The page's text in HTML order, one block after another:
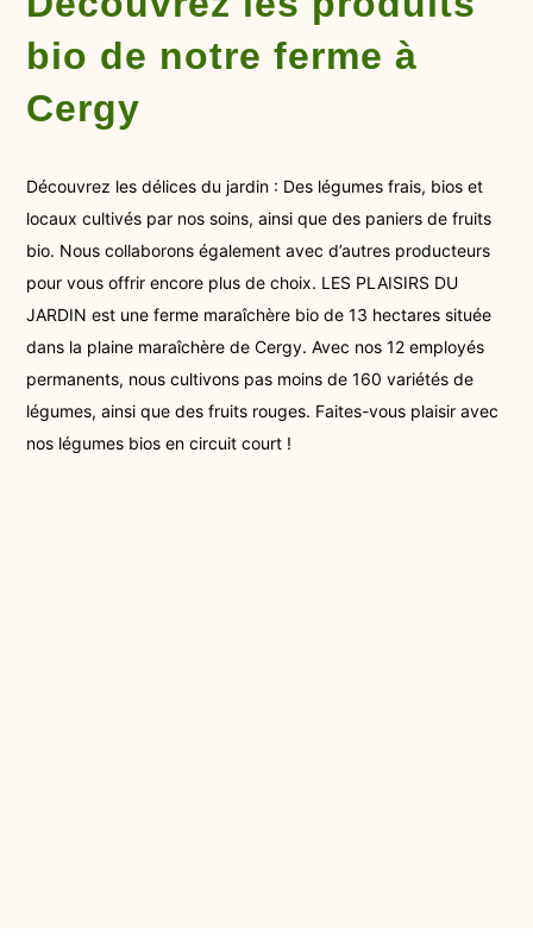
bio de notre ferme à
Cergy
Découvrez les délices du jardin : Des légumes frais, bios et
locaux cultivés par nos soins, ainsi que des paniers de fruits
bio. Nous collaborons également avec d’autres producteurs
pour vous offrir encore plus de choix. LES PLAISIRS DU
JARDIN est une ferme maraîchère bio de 13 hectares située
dans la plaine maraîchère de Cergy. Avec nos 12 employés
permanents, nous cultivons pas moins de 160 variétés de
légumes, ainsi que des fruits rouges. Faites-vous plaisir avec
nos légumes bios en circuit court !